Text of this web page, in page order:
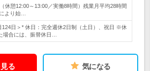
休憩12:00～13:00／実働8時間）残業月平均28時間
より始…
124日＞* 休日：完全週休2日制（土日）、祝日 ※休
場合には、振替休日…
る 気になる